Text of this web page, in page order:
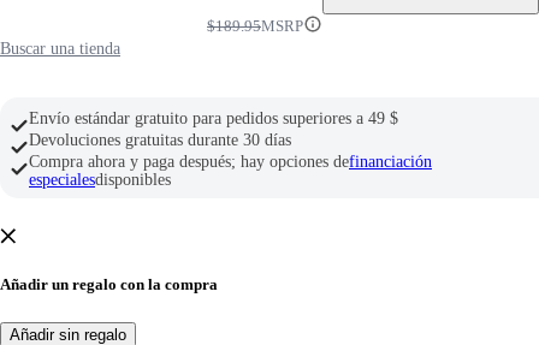
$189.95MSRP
Buscar una tienda
Envío estándar gratuito para pedidos superiores a 49 $
Devoluciones gratuitas durante 30 días
Compra ahora y paga después; hay opciones definanciación
especialesdisponibles
Añadir un regalo con la compra
Añadir sin regalo